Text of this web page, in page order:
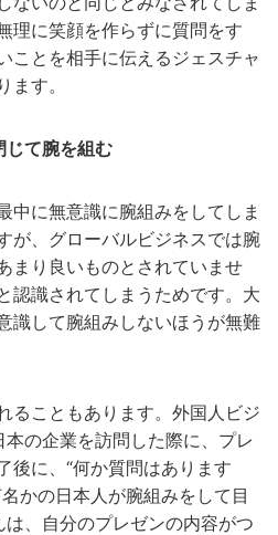
理に笑顔を作らずに質問をす
ことを相手に伝えるジェスチャ
ます。
て腕を組む
中に無意識に腕組みをしてしま
が、グローバルビジネスでは腕
まり良いものとされていませ
認識されてしまうためです。大
識して腕組みしないほうが無難
ることもあります。外国人ビジ
の企業を訪問した際に、プレ
後に、“何か質問はあります
かの日本人が腕組みをして目
、自分のプレゼンの内容がつ